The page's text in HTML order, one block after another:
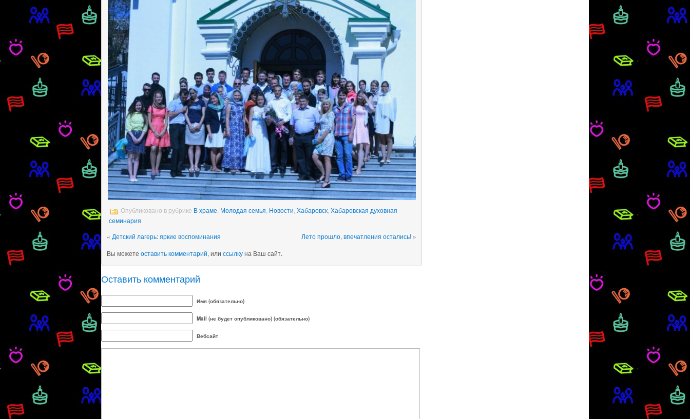
Опубликовано в рубрике В храме, Молодая семья, Новости, Хабаровск, Хабаровская духовная
семинария
« Детский лагерь: яркие воспоминания Лето прошло, впечатления остались! »
Вы можете оставить комментарий, или ссылкуна Ваш сайт.
Оставить комментарий
Имя (обязательно)
Mail (не будет опубликовано) (обязательно)
Вебсайт